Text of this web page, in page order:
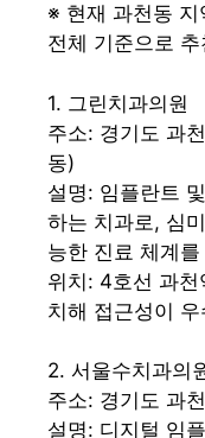
※ 현재 과천동 지
전체 기준으로
1. 그린치과의원
주소: 경기도 과
동)
설명: 임플란트
하는 치과로, 심
능한 진료 체계
위치: 4호선 과
치해 접근성이
2. 서울수치과의
주소: 경기도 과
설명: 디지털 임